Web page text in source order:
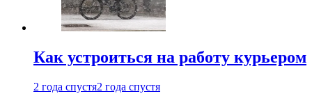
Как устроиться на работу курьером
2 года спустя2 года спустя